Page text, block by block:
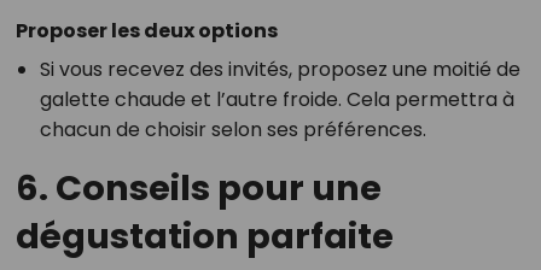
Proposer les deux options
Si vous recevez des invités, proposez une moitié de
galette chaude et l’autre froide. Cela permettra à
chacun de choisir selon ses préférences.
6. Conseils pour une
dégustation parfaite